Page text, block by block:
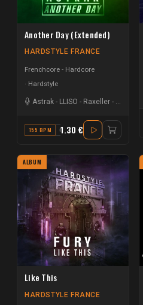
Another Day (Extended)
HARDSTYLE FRANCE
Frenchcore - Hardcore
Hardstyle
Astrak - LLISO - Raxeller - Dj Dextro
155 BPM C1.30 €
ALBUM
Like This
HARDSTYLE FRANCE